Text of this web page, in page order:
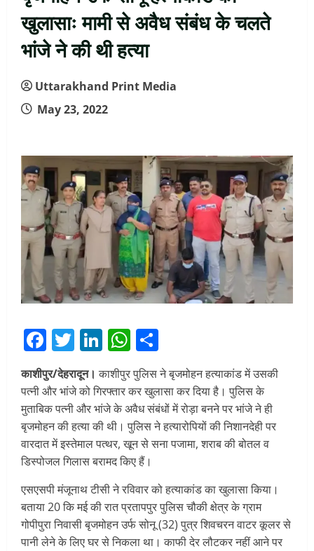
खुलासाः मामी से अवैध संबंध के चलते
भांजे ने की थी हत्या
Uttarakhand Print Media
May 23, 2022
Facebook
Twitter
LinkedIn
WhatsApp
काशीपुर/देहरादून। काशीपुर पुलिस ने बृजमोहन हत्याकांड में उसकी
पत्नी और भांजे को गिरफ्तार कर खुलासा कर दिया है। पुलिस के
मुताबिक पत्नी और भांजे के अवैध संबंधों में रोड़ा बनने पर भांजे ने ही
बृजमोहन की हत्या की थी। पुलिस ने हत्यारोपियों की निशानदेही पर
वारदात में इस्तेमाल पत्थर, खून से सना पजामा, शराब की बोतल व
डिस्पोजल गिलास बरामद किए हैं।
एसएसपी मंजूनाथ टीसी ने रविवार को हत्याकांड का खुलासा किया।
बताया 20 कि मई की रात प्रतापपुर पुलिस चौकी क्षेत्र के ग्राम
गोपीपुरा निवासी बृजमोहन उर्फ सोनू (32) पुत्र शिवचरन वाटर कूलर से
पानी लेने के लिए घर से निकला था। काफी देर लौटकर नहीं आने पर